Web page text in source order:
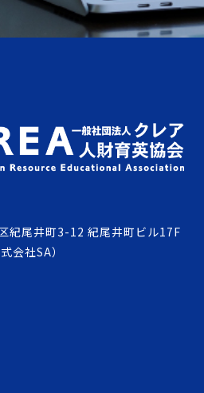
紀尾井町3-12 紀尾井町ビル17F
会社SA）